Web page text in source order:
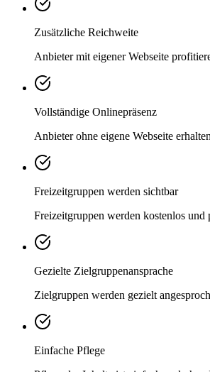
Zusätzliche Reichweite
Anbieter mit eigener Webseite
Vollständige Onlinepräsenz
Anbieter ohne eigene Webseite
Freizeitgruppen werden sichtbar
Freizeitgruppen werden kostenlos und
Gezielte Zielgruppenansprache
Zielgruppen werden gezielt
Einfache Pflege